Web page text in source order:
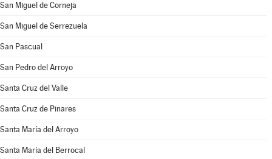
San Miguel de Corneja
San Miguel de Serrezuela
San Pascual
San Pedro del Arroyo
Santa Cruz del Valle
Santa Cruz de Pinares
Santa María del Arroyo
Santa María del Berrocal